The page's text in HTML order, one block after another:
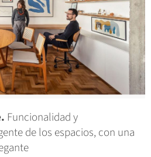
Funcionalidad y
de los espacios, con una